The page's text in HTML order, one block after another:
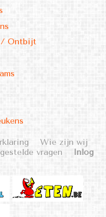
/ Ontbijt
Wie zijn wij
vragen
Inlog